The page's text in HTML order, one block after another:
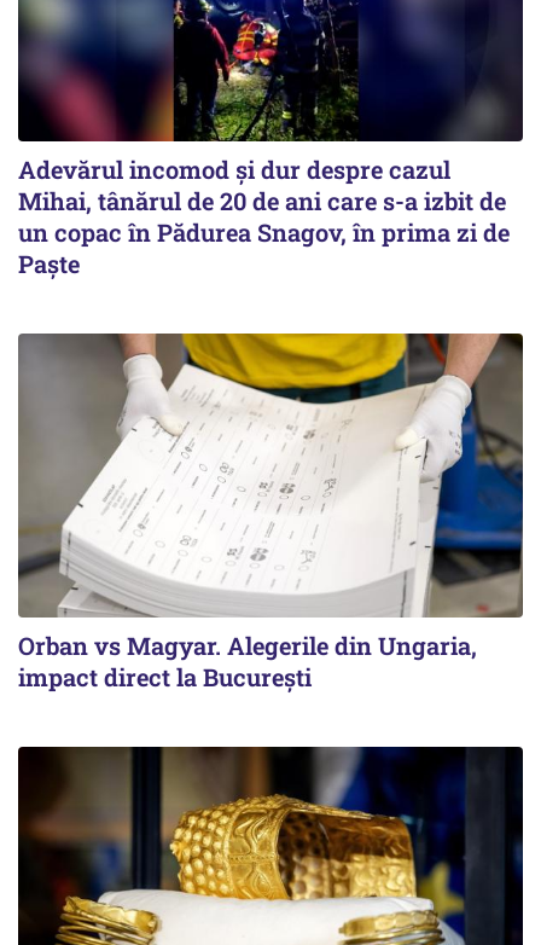
Adevărul incomod și dur despre cazul
Mihai, tânărul de 20 de ani care s-a izbit de
un copac în Pădurea Snagov, în prima zi de
Paște
Orban vs Magyar. Alegerile din Ungaria,
impact direct la Bucureşti